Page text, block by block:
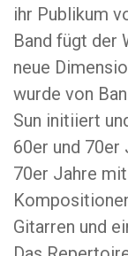
ihr Publikum
Band fügt der
neue
wurde von
Sun initiiert
60er und 70er
70er Jahre
Gitarren und